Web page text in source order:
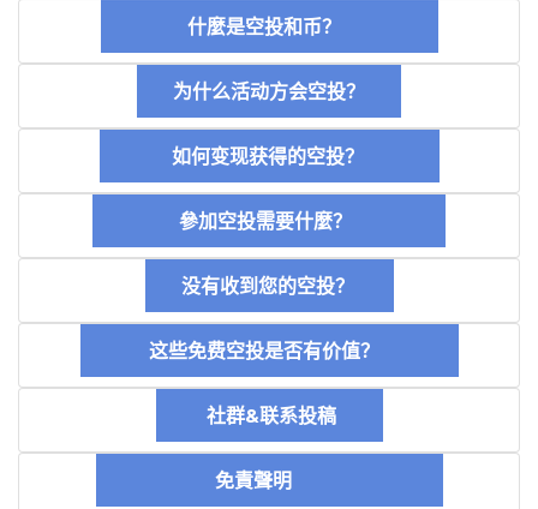
什麼是空投和币？
为什么活动方会空投？
如何变现获得的空投？
參加空投需要什麼？
没有收到您的空投？
这些免费空投是否有价值？
社群&联系投稿
免責聲明